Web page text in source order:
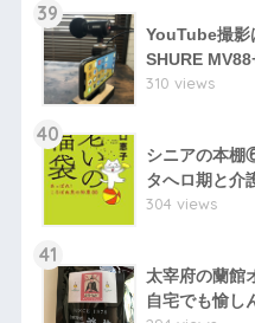
39
YouTube撮影
SHURE
310 views
40
シニアの本棚
タへロ期と介
304 views
41
太宰府の蘭館
自宅でも愉し